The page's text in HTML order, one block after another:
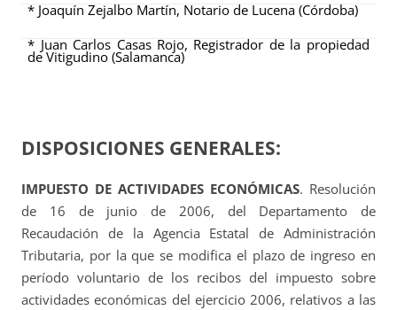
* Joaquín Zejalbo Martín, Notario de Lucena (Córdoba)
* Juan Carlos Casas Rojo, Registrador de la propiedad
de Vitigudino (Salamanca)
DISPOSICIONES GENERALES:
IMPUESTO DE ACTIVIDADES ECONÓMICAS. Resolución
de 16 de junio de 2006, del Departamento de
Recaudación de la Agencia Estatal de Administración
Tributaria, por la que se modifica el plazo de ingreso en
período voluntario de los recibos del impuesto sobre
actividades económicas del ejercicio 2006, relativos a las